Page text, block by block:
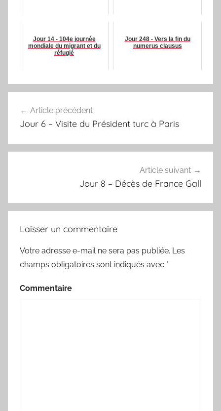
Jour 14 - 104e journée
mondiale du migrant et du
réfugié
Jour 248 - Vers la fin du
numerus clausus
de
Article précédent
Jour 6 – Visite du Président turc à Paris
Article suivant
Jour 8 – Décès de France Gall
Laisser un commentaire
Votre adresse e-mail ne sera pas publiée. Les
champs obligatoires sont indiqués avec *
Commentaire